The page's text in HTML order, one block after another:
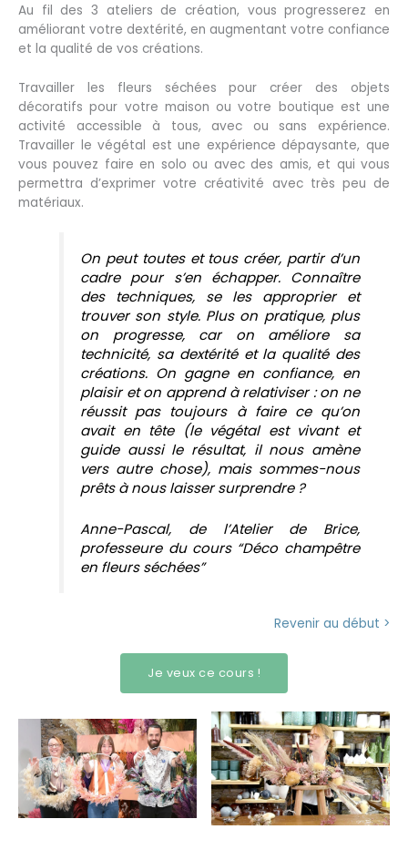
Au fil des 3 ateliers de création, vous progresserez en
améliorant votre dextérité, en augmentant votre confiance
et la qualité de vos créations.
Travailler les fleurs séchées pour créer des objets
décoratifs pour votre maison ou votre boutique est une
activité accessible à tous, avec ou sans expérience.
Travailler le végétal est une expérience dépaysante, que
vous pouvez faire en solo ou avec des amis, et qui vous
permettra d’exprimer votre créativité avec très peu de
matériaux.
On peut toutes et tous créer, partir d’un
cadre pour s’en échapper. Connaître
des techniques, se les approprier et
trouver son style. Plus on pratique, plus
on progresse, car on améliore sa
technicité, sa dextérité et la qualité des
créations. On gagne en confiance, en
plaisir et on apprend à relativiser : on ne
réussit pas toujours à faire ce qu’on
avait en tête (le végétal est vivant et
guide aussi le résultat, il nous amène
vers autre chose), mais sommes-nous
prêts à nous laisser surprendre ?
Anne-Pascal, de l’Atelier de Brice,
professeure du cours “Déco champêtre
en fleurs séchées”
Revenir au début >
Je veux ce cours !